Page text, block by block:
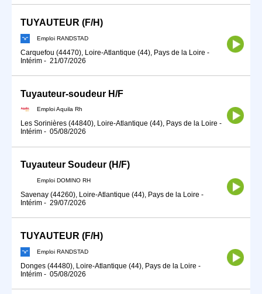
TUYAUTEUR (F/H)
Emploi RANDSTAD
Carquefou (44470), Loire-Atlantique (44), Pays de la Loire -
Intérim - 21/07/2026
Tuyauteur-soudeur H/F
Emploi Aquila Rh
Les Sorinières (44840), Loire-Atlantique (44), Pays de la Loire -
Intérim - 05/08/2026
Tuyauteur Soudeur (H/F)
Emploi DOMINO RH
Savenay (44260), Loire-Atlantique (44), Pays de la Loire -
Intérim - 29/07/2026
TUYAUTEUR (F/H)
Emploi RANDSTAD
Donges (44480), Loire-Atlantique (44), Pays de la Loire -
Intérim - 05/08/2026